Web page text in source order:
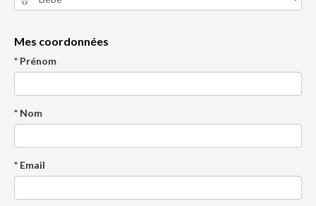
Mes coordonnées
* Prénom
* Nom
* Email